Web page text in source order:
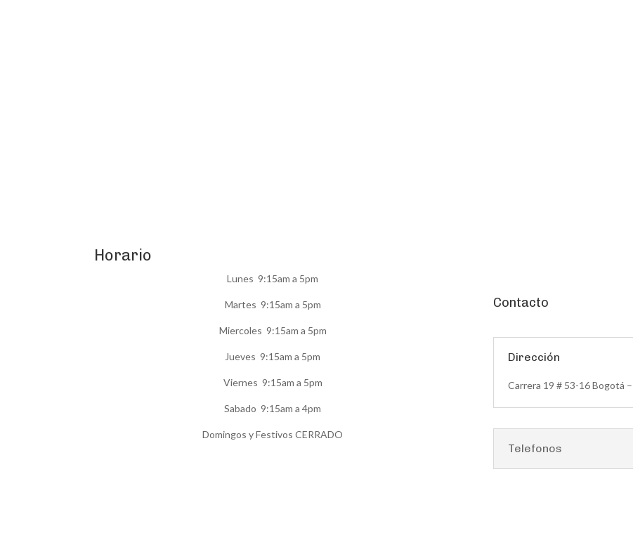
Horario
Lunes 9:15am a 5pm
Martes 9:15am a 5pm
Miercoles 9:15am a 5pm
Jueves 9:15am a 5pm
Viernes 9:15am a 5pm
Sabado 9:15am a 4pm
Domingos y Festivos CERRADO
Contacto
Dirección
Carrera 19 # 53-16 Bogotá
Telefonos